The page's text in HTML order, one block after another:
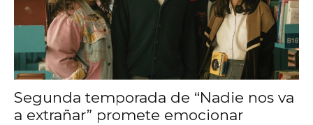
Segunda temporada de “Nadie nos va
a extrañar” promete emocionar